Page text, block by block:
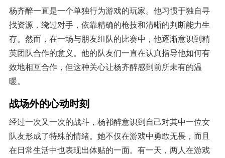
杨齐醉一直是一个单独行为游戏的玩家。他习惯于独自寻
找资源，绕过对手，依靠精确的枪技和清晰的判断能力生
存。然而，在一场与朋友组队的比赛中，他逐渐意识到精
英团队合作的意义。他的队友们一直在认真指导他如何有
效地相互合作，但这种关心让杨齐醉感到前所未有的温
暖。
战场外的心动时刻
经过一次又一次的战斗，杨祁醉意识到自己对其中一位女
队友形成了特殊的情绪。她不仅在游戏中勇敢无畏，而且
在日常生活中也表现出体贴的一面。有一天，两人在游戏